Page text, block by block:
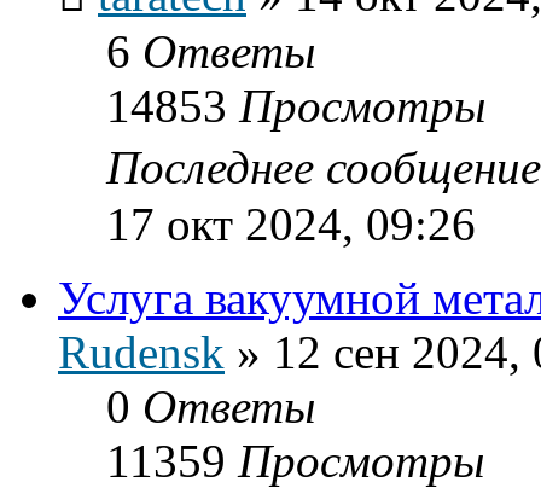
6 Ответы
14853 Просмотры
Последнее
17 окт 2024, 09:26
Услуга вакуумной
Rudensk » 12 сен 2024,
0 Ответы
11359 Просмотры